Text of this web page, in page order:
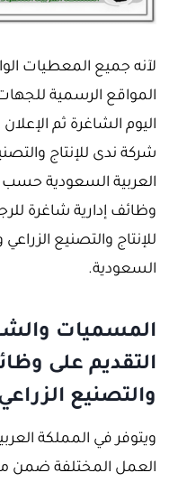
لآنه جميع المعطيات
المواقع الرسمية
اليوم الشاغرة ثم
شركة ندى للإنتاج
العربية السعودية حسب
وظائف إدارية شاغرة
للإنتاج والتصنيع
السعودية.
المسميات
التقديم على
والتصنيع
ويتوفر في المملكة